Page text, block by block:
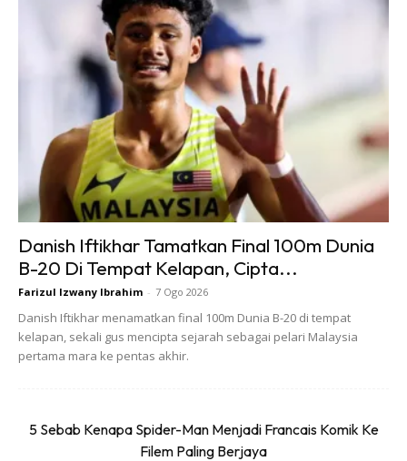
Mountain Bike: Sesuai untuk medan off-road dan
permukaan yang tidak rata.
Fat Bike: Mampu melintasi pelbagai permukaan seperti
salji dan pasir.
Touring Bike: Dibina untuk perjalanan jarak jauh dengan
membawa muatan.
Hybrid Bike: Gabungan ciri-ciri basikal jalan raya dan
basikal gunung, sesuai untuk pelbagai permukaan.
Tentukan jenis aktiviti berbasikal yang anda minati untuk
memilih jenis basikal yang paling sesuai.
Memastikan Ukuran Tepat
adalah faktor penting untuk kenyamanan dan efisiensi
Danish Iftikhar Tamatkan Final 100m Dunia
B-20 Di Tempat Kelapan, Cipta...
Farizul Izwany Ibrahim - 7 Ogo 2026
Danish Iftikhar menamatkan final 100m Dunia B-20 di tempat
kelapan, sekali gus mencipta sejarah sebagai pelari Malaysia
pertama mara ke pentas akhir.
5 Sebab Kenapa Spider-Man Menjadi Francais Komik Ke
Filem Paling Berjaya